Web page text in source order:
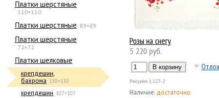
Платки шерстяные
110×110
Платки шерстяные 89×89
Платки шерстяные
72×72
Платки шелковые
крепдешин,
бахрома 130×130
крепдешин 107×107
Розы на снегу
5 220 руб.
Рисунок 1227-2
Наличие: достаточно